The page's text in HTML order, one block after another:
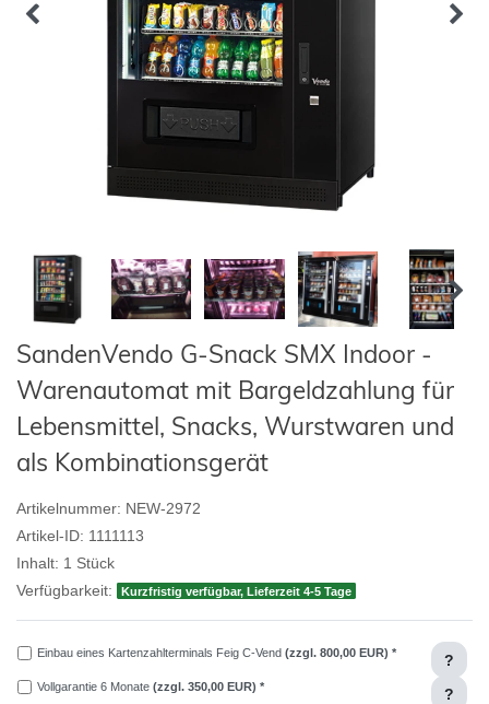
SandenVendo G-Snack SMX Indoor -
Warenautomat mit Bargeldzahlung für
Lebensmittel, Snacks, Wurstwaren und
als Kombinationsgerät
Artikelnummer: NEW-2972
Artikel-ID: 1111113
Inhalt: 1 Stück
Verfügbarkeit:
Kurzfristig verfügbar, Lieferzeit 4-5 Tage
Einbau eines Kartenzahlterminals Feig C-Vend (zzgl. 800,00 EUR)* ?
Vollgarantie 6 Monate (zzgl. 350,00 EUR)* ?